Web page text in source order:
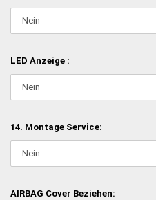
LED Anzeige :
14. Montage Service:
AIRBAG Cover Beziehen: